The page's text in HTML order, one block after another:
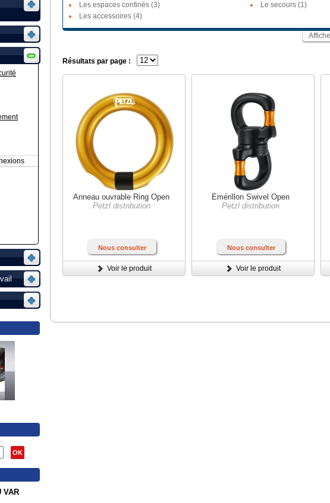
OK
VAR
Les espaces confinés (3)
Le secours (1)
Les accessoires (4)
Résultats par page :
Anneau ouvrable Ring Open
Petzl distribution
Nous consulter
Voir le produit
Émérillon Swivel Open
Petzl distribution
Nous consulter
Voir le produit